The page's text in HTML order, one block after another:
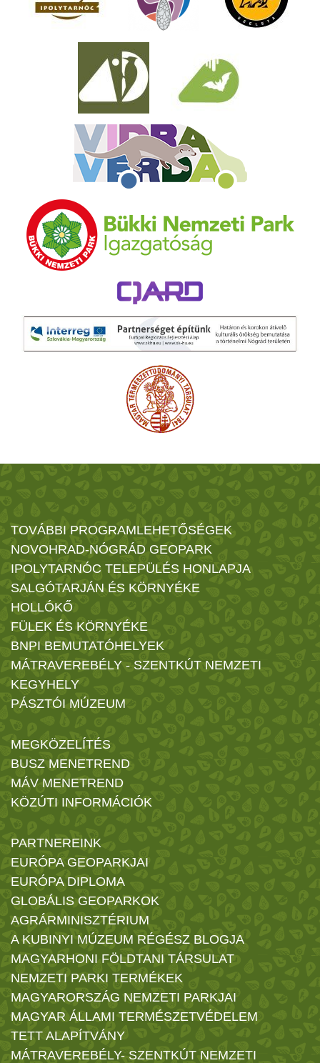
TOVÁBBI PROGRAMLEHETŐSÉGEK
NOVOHRAD-NÓGRÁD GEOPARK
IPOLYTARNÓC TELEPÜLÉS HONLAPJA
SALGÓTARJÁN ÉS KÖRNYÉKE
HOLLÓKŐ
FÜLEK ÉS KÖRNYÉKE
BNPI BEMUTATÓHELYEK
MÁTRAVEREBÉLY - SZENTKÚT NEMZETI
KEGYHELY
PÁSZTÓI MÚZEUM
MEGKÖZELÍTÉS
BUSZ MENETREND
MÁV MENETREND
KÖZÚTI INFORMÁCIÓK
PARTNEREINK
EURÓPA GEOPARKJAI
EURÓPA DIPLOMA
GLOBÁLIS GEOPARKOK
AGRÁRMINISZTÉRIUM
A KUBINYI MÚZEUM RÉGÉSZ BLOGJA
MAGYARHONI FÖLDTANI TÁRSULAT
NEMZETI PARKI TERMÉKEK
MAGYARORSZÁG NEMZETI PARKJAI
MAGYAR ÁLLAMI TERMÉSZETVÉDELEM
TETT ALAPÍTVÁNY
MÁTRAVEREBÉLY- SZENTKÚT NEMZETI